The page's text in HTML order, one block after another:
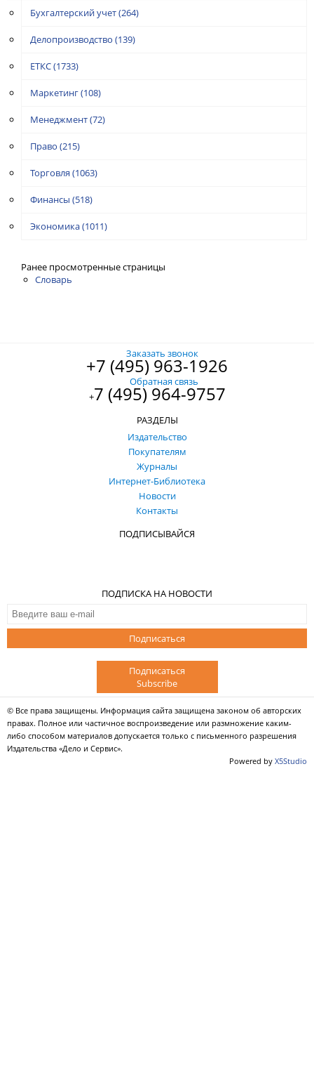
Бухгалтерский учет(264)
Делопроизводство (139)
ЕТКС(1733)
Маркетинг(108)
Менеджмент(72)
Право (215)
Торговля (1063)
Финансы (518)
Экономика(1011)
Ранее просмотренные страницы
Словарь
Заказать звонок
+7 (495) 963-1926
Обратная связь
+7 (495) 964-9757
РАЗДЕЛЫ
Издательство
Покупателям
Журналы
Интернет-Библиотека
Новости
Контакты
ПОДПИСЫВАЙСЯ
ПОДПИСКА НА НОВОСТИ
Подписаться
Подписаться
Subscribe
© Все права защищены. Информация сайта защищена законом об авторских
правах. Полное или частичное воспроизведение или размножение каким-
либо способом материалов допускается только с письменного разрешения
Издательства «Дело и Сервис».
Powered by X5Studio